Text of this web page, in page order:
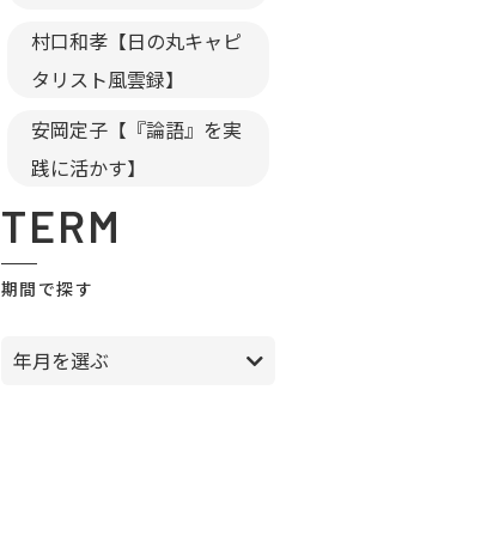
村口和孝【日の丸キャピ
タリスト風雲録】
安岡定子【『論語』を実
践に活かす】
TERM
期間で探す
年月を選ぶ